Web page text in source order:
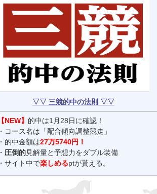
▽▽ 三競的中の法則 ▽▽
【NEW】 的中は1月28日に確認！
・コース名は「配合傾向調整競走」
・的中金額は27万5740円！
・ 圧倒的見解量と予想力をダブル装備
・サイト中で楽しめるptが貰える。